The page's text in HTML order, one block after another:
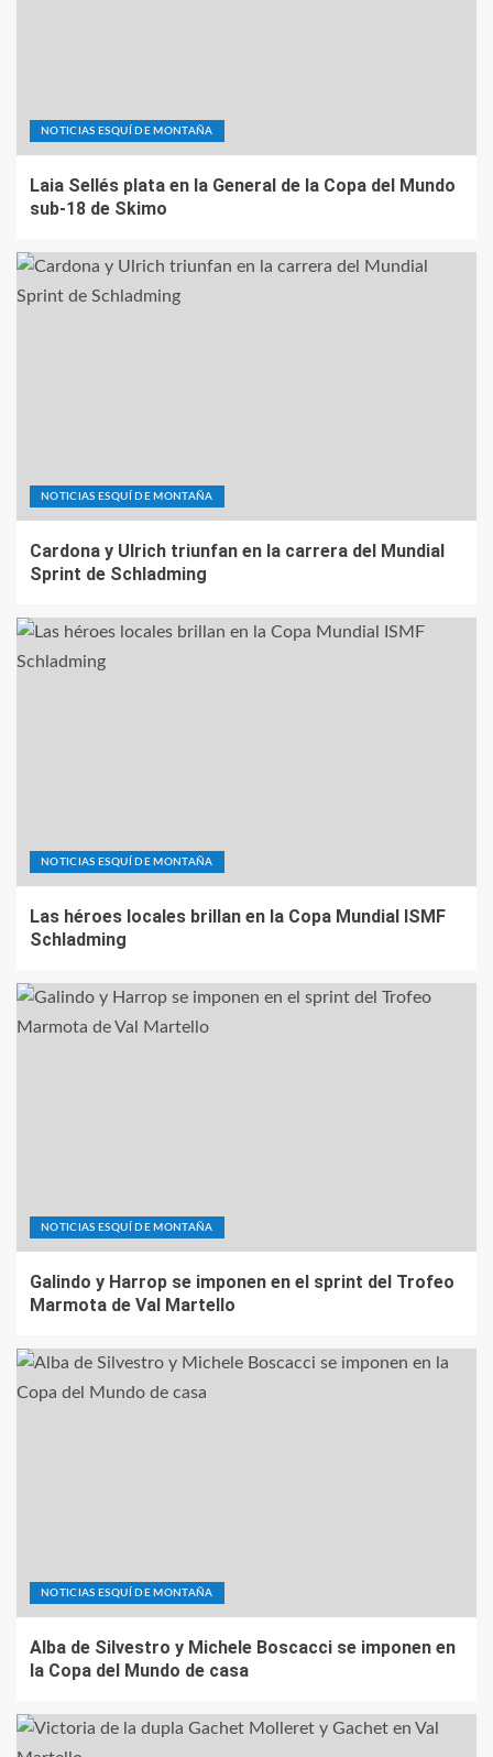
NOTICIAS ESQUÍ DE MONTAÑA
Laia Sellés plata en la General de la Copa del Mundo
sub-18 de Skimo
NOTICIAS ESQUÍ DE MONTAÑA
Cardona y Ulrich triunfan en la carrera del Mundial
Sprint de Schladming
NOTICIAS ESQUÍ DE MONTAÑA
Las héroes locales brillan en la Copa Mundial ISMF
Schladming
NOTICIAS ESQUÍ DE MONTAÑA
Galindo y Harrop se imponen en el sprint del Trofeo
Marmota de Val Martello
NOTICIAS ESQUÍ DE MONTAÑA
Alba de Silvestro y Michele Boscacci se imponen en
la Copa del Mundo de casa